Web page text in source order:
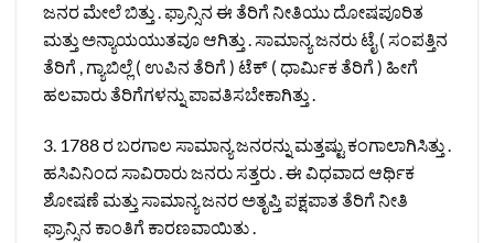
ಜನರ ಮೇಲೆ ಬಿತ್ತು . ಫ್ರಾನ್ಸಿನ ಈ ತೆರಿಗೆ ನೀತಿಯು ದೋಷಪೂರಿತ
ಮತ್ತು ಅನ್ಯಾಯಯುತವೂ ಆಗಿತ್ತು . ಸಾಮಾನ್ಯ ಜನರು ಟೈ ( ಸಂಪತ್ತಿನ
ತೆರಿಗೆ , ಗ್ಯಾಬಿಲ್ಲೆ ( ಉಪಿನ ತೆರಿಗೆ ) ಟೆಕ್ ( ಧಾರ್ಮಿಕ ತೆರಿಗೆ ) ಹೀಗೆ
ಹಲವಾರು ತೆರಿಗೆಗಳನ್ನು ಪಾವತಿಸಬೇಕಾಗಿತ್ತು .
3. 1788 ರ ಬರಗಾಲ ಸಾಮಾನ್ಯ ಜನರನ್ನು ಮತ್ತಷ್ಟು ಕಂಗಾಲಾಗಿಸಿತ್ತು .
ಹಸಿವಿನಿಂದ ಸಾವಿರಾರು ಜನರು ಸತ್ತರು . ಈ ವಿಧವಾದ ಆರ್ಥಿಕ
ಶೋಷಣೆ ಮತ್ತು ಸಾಮಾನ್ಯ ಜನರ ಅತೃಪ್ತಿ ಪಕ್ಷಪಾತ ತೆರಿಗೆ ನೀತಿ
ಫ್ರಾನ್ಸಿನ ಕಾಂತಿಗೆ ಕಾರಣವಾಯಿತು .